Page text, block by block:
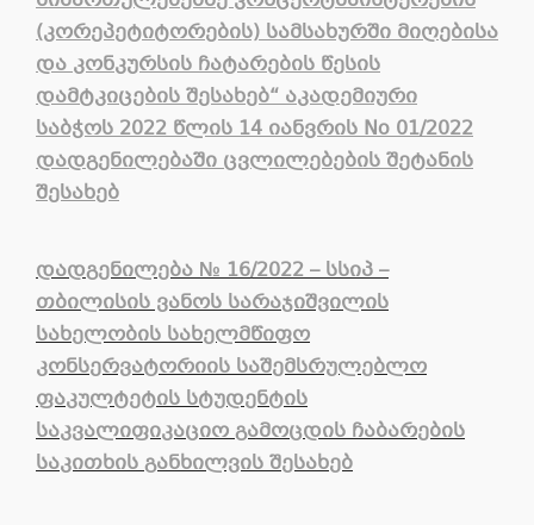
(კორეპეტიტორების) სამსახურში მიღებისა
და კონკურსის ჩატარების წესის
დამტკიცების შესახებ“ აკადემიური
საბჭოს 2022 წლის 14 იანვრის No 01/2022
დადგენილებაში ცვლილებების შეტანის
შესახებ
დადგენილება № 16/2022 – სსიპ –
თბილისის ვანოს სარაჯიშვილის
სახელობის სახელმწიფო
კონსერვატორიის საშემსრულებლო
ფაკულტეტის სტუდენტის
საკვალიფიკაციო გამოცდის ჩაბარების
საკითხის განხილვის შესახებ